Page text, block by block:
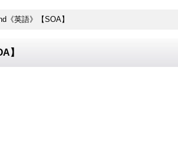
《英語》【SOA】
】